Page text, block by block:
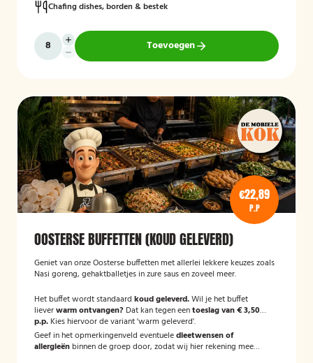
Chafing dishes, borden & bestek
Toevoegen
€22,89
P.P
OOSTERSE BUFFETTEN (KOUD GELEVERD)
Geniet van onze Oosterse buffetten met allerlei lekkere keuzes zoals
Nasi goreng, gehaktballetjes in zure saus en zoveel meer.
Het buffet wordt standaard koud geleverd.Wil je het buffet
lieverwarm ontvangen? Dat kan tegen eentoeslag van € 3,50
p.p. Kies hiervoor de variant 'warm geleverd'.
Geef in het opmerkingenveld eventueledieetwensen of
allergieën binnen de groep door, zodat wij hier rekening mee